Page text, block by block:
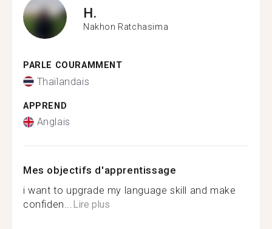
H.
Nakhon Ratchasima
PARLE COURAMMENT
Thaïlandais
APPREND
Anglais
Mes objectifs d'apprentissage
i want to upgrade my language skill and make
confiden...Lire plus